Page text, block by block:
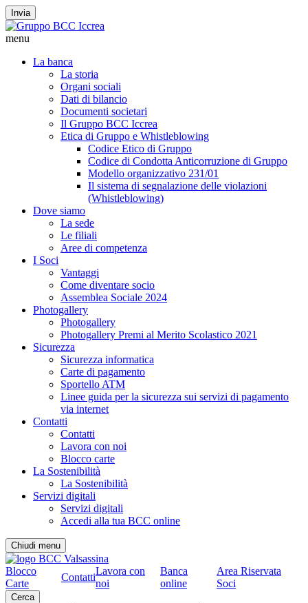
Invia
menu
La banca
La storia
Organi sociali
Dati di bilancio
Documenti societari
Il Gruppo BCC Iccrea
Etica di Gruppo e Whistleblowing
Codice Etico di Gruppo
Codice di Condotta Anticorruzione di Gruppo
Modello organizzativo 231/01
Il sistema di segnalazione delle violazioni
(Whistleblowing)
Dove siamo
La sede
Le filiali
Aree di competenza
I Soci
Vantaggi
Come diventare socio
Assemblea Sociale 2024
Photogallery
Photogallery
Photogallery Premi al Merito Scolastico 2021
Sicurezza
Sicurezza informatica
Carte di pagamento
Sportello ATM
Linee guida per la sicurezza sui servizi di pagamento
via internet
Contatti
Contatti
Lavora con noi
Blocco carte
La Sostenibilità
La Sostenibilità
Servizi digitali
Servizi digitali
Accedi alla tua BCC online
Chiudi menu
Blocco
Carte
Contatti
Lavora con
noi
Banca
online
Area Riservata
Soci
Cerca